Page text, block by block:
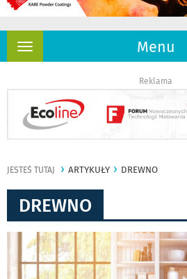
Menu
Rozwiń
Reklama
JESTEŚ TUTAJ ARTYKUŁY DREWNO
DREWNO